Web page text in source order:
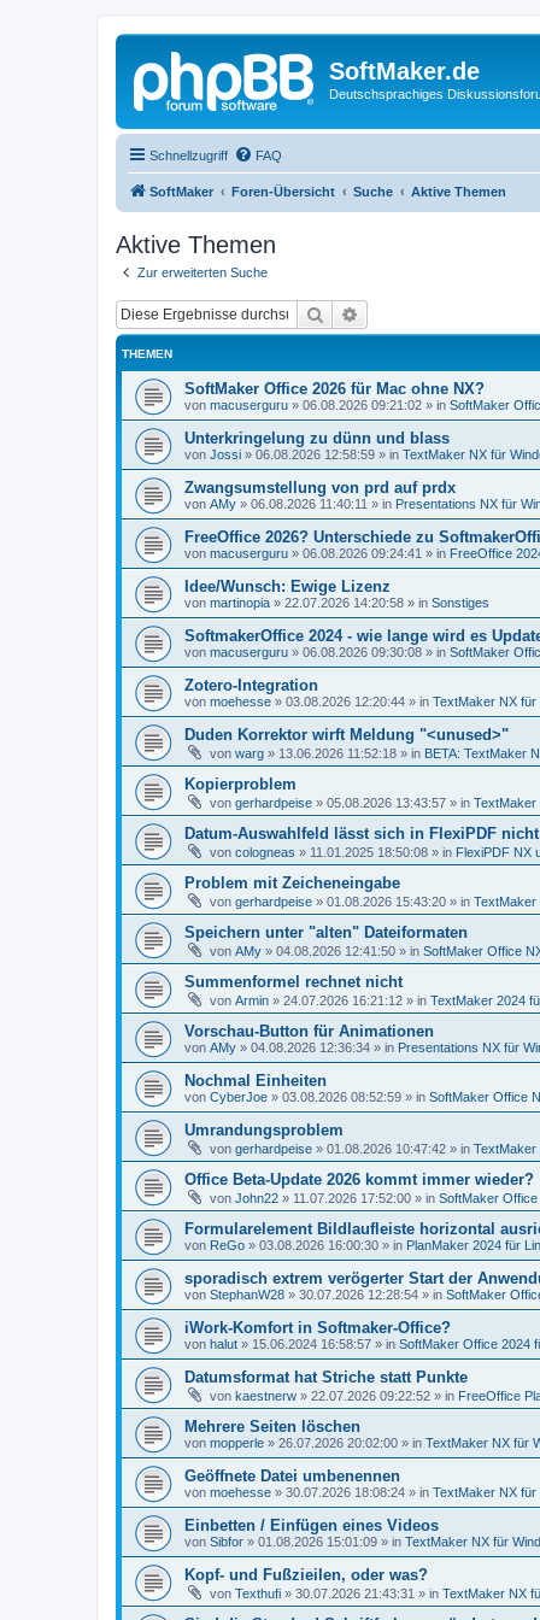
SoftMaker.de
Deutschsprachiges
Schnellzugriff FAQ
SoftMaker Foren-Übersicht Suche Aktive Themen
Aktive Themen
Zur erweiterten Suche
Suche
THEMEN
SoftMaker Office 2026 für Mac ohne NX?
von macuserguru » 06.08.2026 09:21:02 » in SoftMaker
Unterkringelung zu dünn und blass
von Jossi » 06.08.2026 12:58:59 » in TextMaker NX für
Zwangsumstellung von prd auf prdx
von AMy » 06.08.2026 11:40:11 » in Presentations NX für
FreeOffice 2026? Unterschiede zu
von macuserguru » 06.08.2026 09:24:41 » in FreeOffice
Idee/Wunsch: Ewige Lizenz
von martinopia » 22.07.2026 14:20:58 » in Sonstiges
SoftmakerOffice 2024 - wie lange wird es
von macuserguru » 06.08.2026 09:30:08 » in SoftMaker
Zotero-Integration
von moehesse » 03.08.2026 12:20:44 » in TextMaker NX für
Duden Korrektor wirft Meldung "<unused>"
von warg » 13.06.2026 11:52:18 » in BETA: TextMaker
Kopierproblem
von gerhardpeise » 05.08.2026 13:43:57 » in TextMaker
Datum-Auswahlfeld lässt sich in FlexiPDF
von cologneas » 11.01.2025 18:50:08 » in FlexiPDF NX
Problem mit Zeicheneingabe
von gerhardpeise » 01.08.2026 15:43:20 » in TextMaker
Speichern unter "alten" Dateiformaten
von AMy » 04.08.2026 12:41:50 » in SoftMaker Office
Summenformel rechnet nicht
von Armin » 24.07.2026 16:21:12 » in TextMaker 2024
Vorschau-Button für Animationen
von AMy » 04.08.2026 12:36:34 » in Presentations NX für
Nochmal Einheiten
von CyberJoe » 03.08.2026 08:52:59 » in SoftMaker Office
Umrandungsproblem
von gerhardpeise » 01.08.2026 10:47:42 » in TextMaker
Office Beta-Update 2026 kommt immer wieder?
von John22 » 11.07.2026 17:52:00 » in SoftMaker
Formularelement Bildlaufleiste horizontal
von ReGo » 03.08.2026 16:00:30 » in PlanMaker 2024 für
sporadisch extrem verögerter Start der
von StephanW28 » 30.07.2026 12:28:54 » in SoftMaker
iWork-Komfort in Softmaker-Office?
von halut » 15.06.2024 16:58:57 » in SoftMaker Office 2024
Datumsformat hat Striche statt Punkte
von kaestnerw » 22.07.2026 09:22:52 » in FreeOffice
Mehrere Seiten löschen
von mopperle » 26.07.2026 20:02:00 » in TextMaker NX für
Geöffnete Datei umbenennen
von moehesse » 30.07.2026 18:08:24 » in TextMaker NX für
Einbetten / Einfügen eines Videos
von Sibfor » 01.08.2026 15:01:09 » in TextMaker NX für
Kopf- und Fußzieilen, oder was?
von Texthufi » 30.07.2026 21:43:31 » in TextMaker NX